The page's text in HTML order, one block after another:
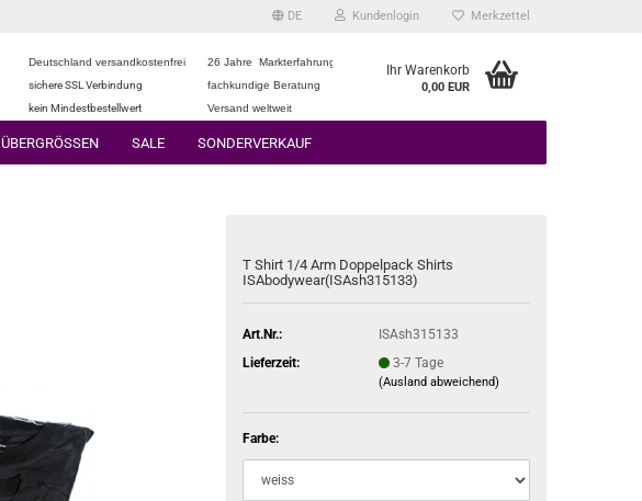
DE Kundenlogin Merkzettel
Suche...Deutschland versandkostenfrei
26 Jahre Markterfahrung
sichere SSL Verbindung
fachkundige Beratung
kein Mindestbestellwert
Versand weltweit
Ihr Warenkorb
0,00 EUR
ÜBERGRÖSSEN SALE SONDERVERKAUF
T Shirt 1/4 Arm Doppelpack Shirts
ISAbodywear(ISAsh315133)
Art.Nr.:
ISAsh315133
Lieferzeit:
3-7 Tage
(Ausland abweichend)
Farbe: